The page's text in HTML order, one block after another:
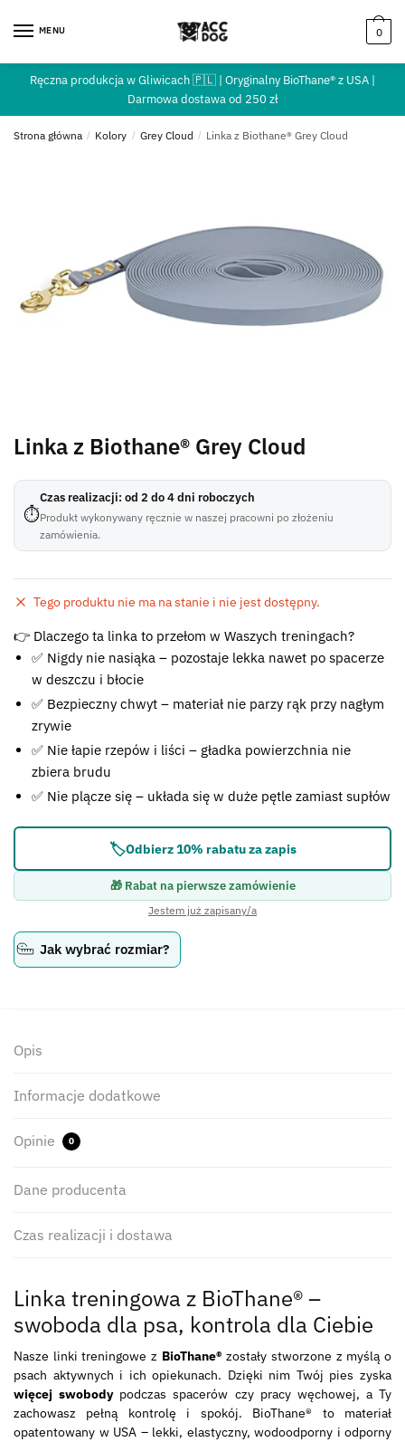
MENU 0
Ręczna produkcja w Gliwicach 🇵🇱 | Oryginalny BioThane® z USA |
Darmowa dostawa od 250 zł
Strona główna / Kolory / Grey Cloud / Linka z Biothane® Grey Cloud
Linka z Biothane® Grey Cloud
⏱
Czas realizacji: od 2 do 4 dni roboczych
Produkt wykonywany ręcznie w naszej pracowni po złożeniu
zamówienia.
Tego produktu nie ma na stanie i nie jest dostępny.
Błąd:Brak formularza kontaktowego.
👉 Dlaczego ta linka to przełom w Waszych treningach?
✅ Nigdy nie nasiąka – pozostaje lekka nawet po spacerze
w deszczu i błocie
✅ Bezpieczny chwyt – materiał nie parzy rąk przy nagłym
zrywie
✅ Nie łapie rzepów i liści – gładka powierzchnia nie
zbiera brudu
✅ Nie plącze się – układa się w duże pętle zamiast supłów
🏷️Odbierz 10% rabatu za zapis
🎁 Rabat na pierwsze zamówienie
Jestem już zapisany/a
Jak wybrać rozmiar?
Opis
Informacje dodatkowe
Opinie 0
Dane producenta
Czas realizacji i dostawa
Linka treningowa z BioThane® –
swoboda dla psa, kontrola dla Ciebie
Nasze linki treningowe z BioThane® zostały stworzone z myślą o
psach aktywnych i ich opiekunach. Dzięki nim Twój pies zyska
więcej swobodypodczas spacerów czy pracy węchowej, a Ty
zachowasz pełną kontrolę i spokój. BioThane® to materiał
opatentowany w USA – lekki, elastyczny, wodoodporny i odporny